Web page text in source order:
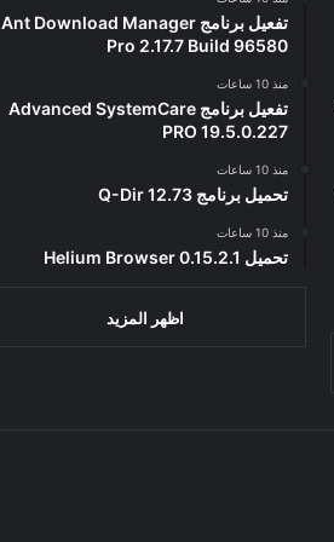
تفعيل برنامج Ant Download Manager
Pro 2.17.7 Build 96580
منذ 10 ساعات
تفعيل برنامج Advanced SystemCare
PRO 19.5.0.227
منذ 10 ساعات
تحميل برنامج Q-Dir 12.73
منذ 10 ساعات
تحميل Helium Browser 0.15.2.1
اظهر المزيد